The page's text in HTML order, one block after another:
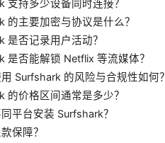
支持多少设备同时连接？
的主要加密与协议是什么？
是否记录用户活动？
是否能解锁 Netflix 等流媒体？
Surfshark 的风险与合规性如何？
的价格区间通常是多少？
平台安装 Surfshark？
保障？